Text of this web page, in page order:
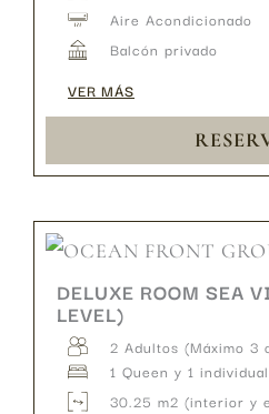
Aire Acondicionado
Balcón privado
VER MÁS
DELUXE ROOM SEA
LEVEL)
2 Adultos (Máximo 3
1 Queen y 1 individual
30.25 m2 (interior y